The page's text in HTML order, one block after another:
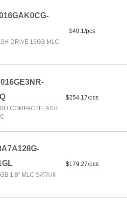
DRIVE 16GB MLC
$40.1/pcs
COMPACTFLASH
$254.17/pcs
1.8" MLC SATA III
$179.27/pcs